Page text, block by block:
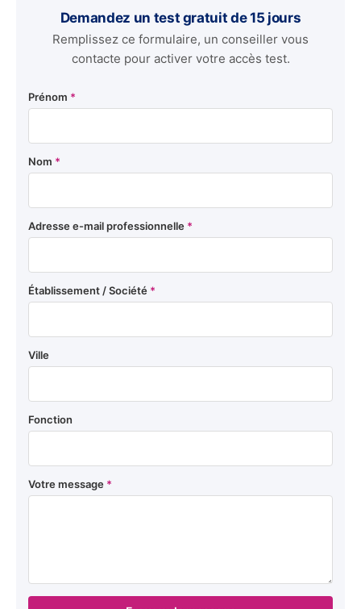
Demandez un test gratuit de 15 jours
Remplissez ce formulaire, un conseiller vous
contacte pour activer votre accès test.
Prénom *
Nom *
Adresse e-mail professionnelle *
Établissement / Société *
Ville
Fonction
Votre message *